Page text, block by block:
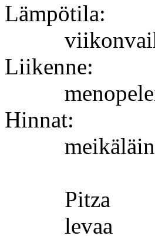
Lämpötila:
Liikenne:
Hinnat:
Pitza
levaa